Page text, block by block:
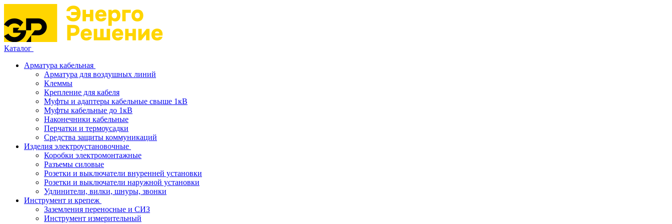
Каталог
Арматура кабельная
Арматура для воздушных линий
Клеммы
Крепление для кабеля
Муфты и адаптеры кабельные свыше 1кВ
Муфты кабельные до 1кВ
Наконечники кабельные
Перчатки и термоусадки
Средства защиты коммуникаций
Изделия электроустановочные
Коробки электромонтажные
Разъемы силовые
Розетки и выключатели внуренней установки
Розетки и выключатели наружной установки
Удлинители, вилки, шнуры, звонки
Инструмент и крепеж
Заземления переносные и СИЗ
Инструмент измерительный